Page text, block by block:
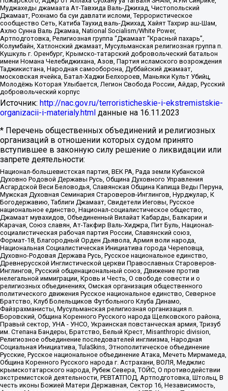
Муджахеды джамаата Ат-Тавхида Валь-Джихад, Чистопольский
Джамаат, Рохнамо ба суи давлати исломи, Террористическое
сообщество Сеть, Катиба Таухид валь-Джихад, Хайят Тахрир аш-Шам,
Ахлю Сунна Валь Джамаа, National Socialism/White Power,
Артподготовка, Религиозная группа “Джамаат “Красный пахарь”,
Колумбайн, Хатлонский джамаат, Мусульманская религиозная группа п.
Кушкуль г. Оренбург, Крымско-татарский добровольческий батальон
имени Номана Челебиджихана, Азов, Партия исламского возрождения
Таджикистана, Народная самооборона, Дуббайский джамаат,
московская ячейка, Батал-Хаджи Белхороев, Маньяки Культ Убийц,
Молодёжь Которая Улыбается, Легион Свобода России, Айдар, Русский
добровольческий корпус
Источник: http://nac.gov.ru/terroristicheskie-i-ekstremistskie-
organizacii-i-materialy.html данные на 16.11.2023
* Перечень общественных объединений и религиозных
организаций в отношении которых судом принято
вступившее в законную силу решение о ликвидации или
запрете деятельности:
Национал-большевистская партия, ВЕК РА, Рада земли Кубанской
Духовно Родовой Державы Русь, Община Духовного Управления
Асгардской Веси Беловодья, Славянская Община Капища Веды Перуна,
Мужская Духовная Семинария Староверов-Инглингов, Нурджулар, К
Богодержавию, Таблиги Джамаат, Свидетели Иеговы, Русское
национальное единство, Национал-социалистическое общество,
Джамаат мувахидов, Объединенный Вилайат Кабарды, Балкарии и
Карачая, Союз славян, Ат-Такфир Валь-Хиджра, Пит Буль, Национал-
социалистическая рабочая партия России, Славянский союз,
Формат-18, Благородный Орден Дьявола, Армия воли народа,
Национальная Социалистическая Инициатива города Череповца,
Духовно-Родовая Держава Русь, Русское национальное единство,
Древнерусской Инглистической церкви Православных Староверов-
Инглингов, Русский общенациональный союз, Движение против
нелегальной иммиграции, Кровь и Честь, О свободе совести и о
религиозных объединениях, Омская организация общественного
политического движения Русское национальное единство, Северное
Братство, Клуб Болельщиков Футбольного Клуба Динамо,
Файзрахманисты, Мусульманская религиозная организация п.
Боровский, Община Коренного Русского народа Щелковского района,
Правый сектор, УНА - УНСО, Украинская повстанческая армия, Тризуб
им. Степана Бандеры, Братство, Белый Крест, Misanthropic division,
Религиозное объединение последователей инглиизма, Народная
Социальная Инициатива, TulaSkins, Этнополитическое объединение
Русские, Русское национальное объединение Атака, Мечеть Мирмамеда,
Община Коренного Русского народа г. Астрахани, ВОЛЯ, Меджлис
крымскотатарского народа, Рубеж Севера, ТОЙС, О противодействии
экстремистской деятельности, РЕВТАТПОД, Артподготовка, Штольц, В
честь иконы Божией Матери Державная, Сектор 16, Независимость,